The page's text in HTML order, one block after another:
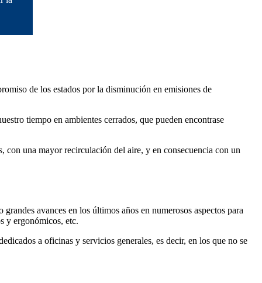
de los estados por la disminución en emisiones de
tiempo en ambientes cerrados, que pueden encontrase
con una mayor recirculación del aire, y en consecuencia con un
avances en los últimos años en numerosos aspectos para
y ergonómicos, etc.
a oficinas y servicios generales, es decir, en los que no se